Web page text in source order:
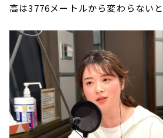
高は3776メートルから変わらない